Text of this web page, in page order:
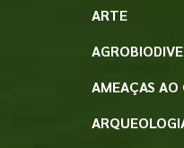
ARTE
AMEAÇAS AO